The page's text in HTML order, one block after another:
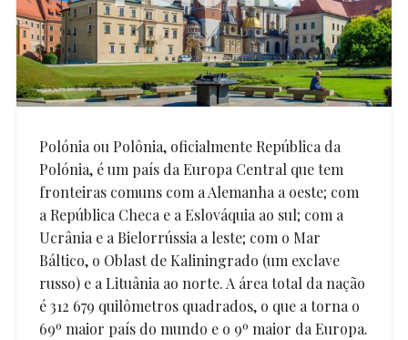
Polónia ou Polônia, oficialmente República da
Polónia, é um país da Europa Central que tem
fronteiras comuns com a Alemanha a oeste; com
a República Checa e a Eslováquia ao sul; com a
Ucrânia e a Bielorrússia a leste; com o Mar
Báltico, o Oblast de Kaliningrado (um exclave
russo) e a Lituânia ao norte. A área total da nação
é 312 679 quilômetros quadrados, o que a torna o
69º maior país do mundo e o 9º maior da Europa.